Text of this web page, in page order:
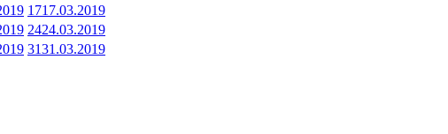
1717.03.2019
2424.03.2019
3131.03.2019